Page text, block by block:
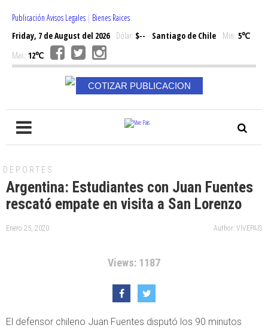
Publicación Avisos Legales | Bienes Raices
Friday, 7 de August del 2026Dólar: $-- Santiago de Chile Min: 5℃
Max: 12℃
COTIZAR PUBLICACION
DEPORTES
Argentina: Estudiantes con Juan Fuentes
rescató empate en visita a San Lorenzo
Enero 25, 2020 Author: VIVEPAIS
Views: 1187
El defensor chileno Juan Fuentes disputó los 90 minutos